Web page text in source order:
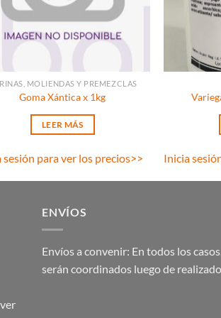
MOLIENDAS Y PREMEZCLAS
Goma Xántica x 1kg
LEER MÁS
sesión para ver los precios>> Inicia
ENVÍOS
Envíos a convenir: En todos los
serán coordinados luego de